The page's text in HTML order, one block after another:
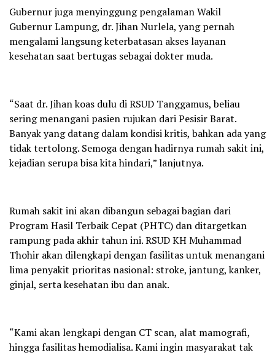
Gubernur juga menyinggung pengalaman Wakil
Gubernur Lampung, dr. Jihan Nurlela, yang pernah
mengalami langsung keterbatasan akses layanan
kesehatan saat bertugas sebagai dokter muda.
“Saat dr. Jihan koas dulu di RSUD Tanggamus, beliau
sering menangani pasien rujukan dari Pesisir Barat.
Banyak yang datang dalam kondisi kritis, bahkan ada yang
tidak tertolong. Semoga dengan hadirnya rumah sakit ini,
kejadian serupa bisa kita hindari,” lanjutnya.
Rumah sakit ini akan dibangun sebagai bagian dari
Program Hasil Terbaik Cepat (PHTC) dan ditargetkan
rampung pada akhir tahun ini. RSUD KH Muhammad
Thohir akan dilengkapi dengan fasilitas untuk menangani
lima penyakit prioritas nasional: stroke, jantung, kanker,
ginjal, serta kesehatan ibu dan anak.
“Kami akan lengkapi dengan CT scan, alat mamografi,
hingga fasilitas hemodialisa. Kami ingin masyarakat tak